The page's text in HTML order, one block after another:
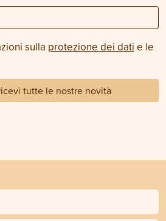
sulla protezione dei dati e le
tutte le nostre novità